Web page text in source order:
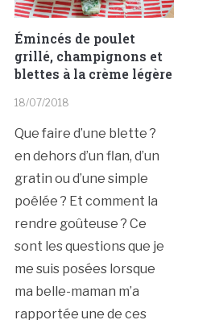
Émincés de poulet
grillé, champignons et
blettes à la crème légère
18/07/2018
Que faire d’une blette ?
en dehors d’un flan, d’un
gratin ou d’une simple
poêlée ? Et comment la
rendre goûteuse ? Ce
sont les questions que je
me suis posées lorsque
ma belle-maman m’a
rapportée une de ces